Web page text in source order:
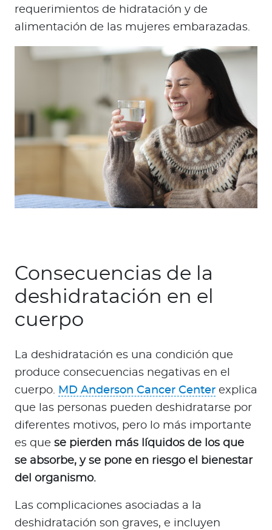
requerimientos de hidratación y de
alimentación de las mujeres embarazadas.
Consecuencias de la
deshidratación en el
cuerpo
La deshidratación es una condición que
produce consecuencias negativas en el
cuerpo. MD Anderson Cancer Center explica
que las personas pueden deshidratarse por
diferentes motivos, pero lo más importante
es que se pierden más líquidos de los que
se absorbe, y se pone en riesgo el bienestar
del organismo.
Las complicaciones asociadas a la
deshidratación son graves, e incluyen